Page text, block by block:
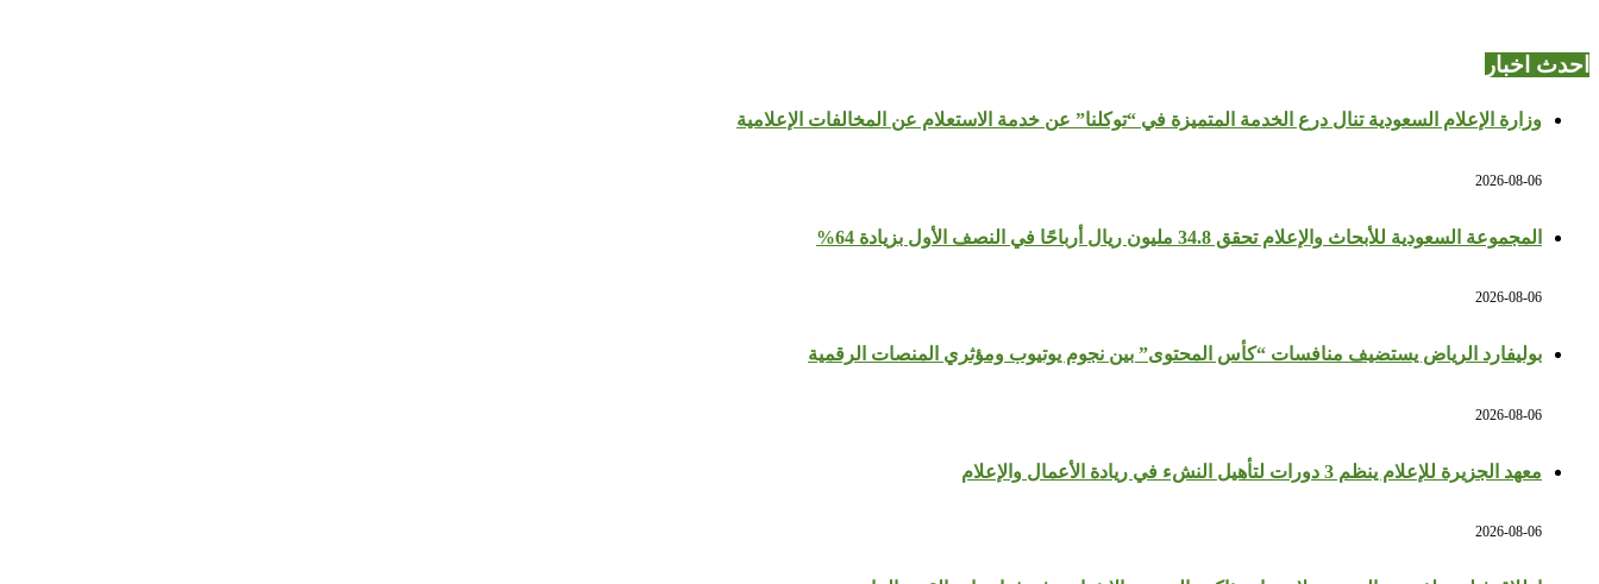
احدث اخبار
وزارة الإعلام السعودية تنال درع الخدمة المتميزة في “توكلنا” عن خدمة الاستعلام عن المخالفات الإعلامية
2026-08-06
المجموعة السعودية للأبحاث والإعلام تحقق 34.8 مليون ريال أرباحًا في النصف الأول بزيادة 64%
2026-08-06
بوليفارد الرياض يستضيف منافسات “كأس المحتوى” بين نجوم يوتيوب ومؤثري المنصات الرقمية
2026-08-06
معهد الجزيرة للإعلام ينظم 3 دورات لتأهيل النشء في ريادة الأعمال والإعلام
2026-08-06